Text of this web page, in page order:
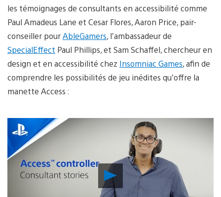
les témoignages de consultants en accessibilité comme
Paul Amadeus Lane et Cesar Flores, Aaron Price, pair-
conseiller pourAbleGamers, l’ambassadeur de
SpecialEffect Paul Phillips, et Sam Schaffel, chercheur en
design et en accessibilité chez Insomniac Games, afin de
comprendre les possibilités de jeu inédites qu’offre la
manette Access :
Lancer
vidéo